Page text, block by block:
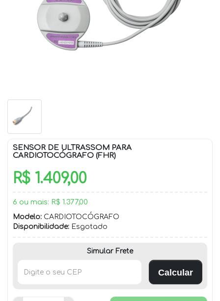
SENSOR DE ULTRASSOM PARA
CARDIOTOCÓGRAFO (FHR)
R$ 1.409,00
6 ou mais: R$ 1.377,00
Modelo: CARDIOTOCÓGRAFO
Disponibilidade: Esgotado
Simular Frete
Calcular